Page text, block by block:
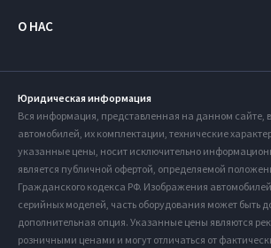
О НАС
Юридическая информация
Вся информация, представленная на данном сайте,
автомобилей, их комплектации, технические
указанные цены, носит исключительно
является публичной офертой, определяемой
Гражданского кодекса РФ. Изображения автомобилей
серийных моделей, часть оборудования может быть
дополнительная опция. Указанные цены являются
розничными ценами и могут отличаться от